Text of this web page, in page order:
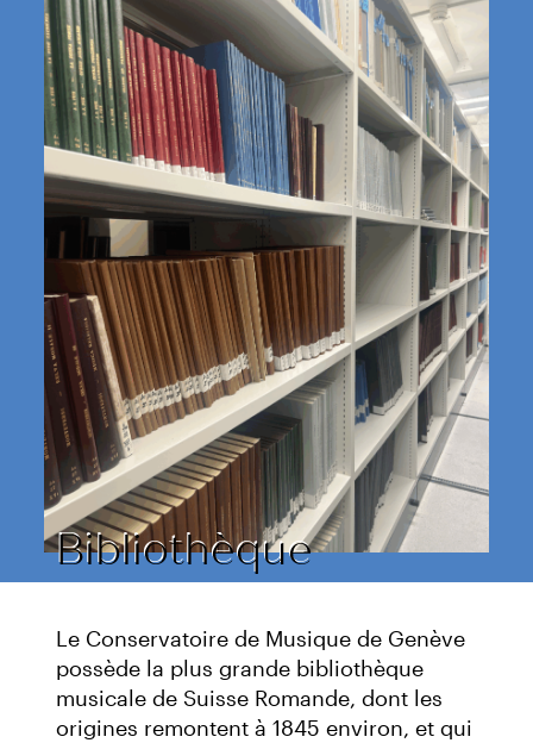
Bibliothèque
Le Conservatoire de Musique de Genève
possède la plus grande bibliothèque
musicale de Suisse Romande, dont les
origines remontent à 1845 environ, et qui